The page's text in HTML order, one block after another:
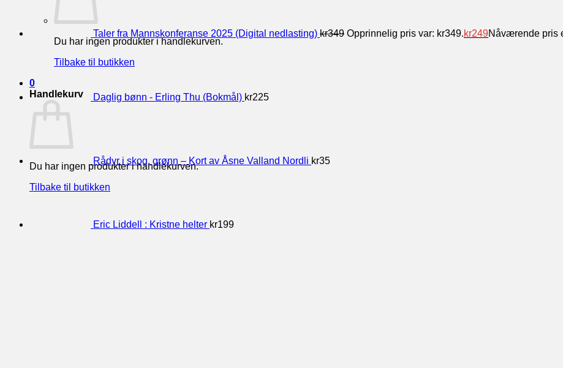
Du har ingen produkter i handlekurven.
Tilbake til butikken
0
Handlekurv
Du har ingen produkter i handlekurven.
Tilbake til butikken
Taler fra Mannskonferanse 2025 (Digital nedlasting) kr349 Opprinnelig pris var: kr349.kr249Nåværende pris
Daglig bønn - Erling Thu (Bokmål) kr225
Rådyr i skog, grønn – Kort av Åsne Valland Nordli kr35
Eric Liddell : Kristne helter kr199